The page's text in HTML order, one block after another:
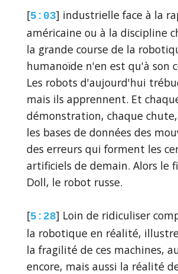
[5:03] industrielle face à la
américaine ou à la discipline
la grande course de la
humanoïde n'en est qu'à son
Les robots d'aujourd'hui
mais ils apprennent. Et
démonstration, chaque
les bases de données des
des erreurs qui forment les
artificiels de demain. Alors le
Doll, le robot russe.
[5:28] Loin de ridiculiser
la robotique en réalité,
la fragilité de ces machines,
encore, mais aussi la réalité